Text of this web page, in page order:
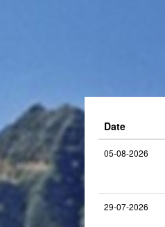
Date
05-08-2026
29-07-2026